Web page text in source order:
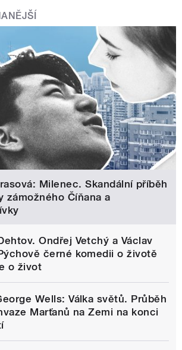
Milenec. Skandální příběh
zámožného Číňana a
Ondřej Vetchý a Václav
černé komedii o životě
o život
Wells: Válka světů. Průběh
Marťanů na Zemi na konci